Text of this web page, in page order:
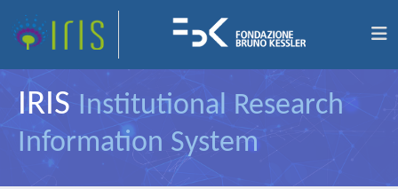
IRIS Institutional Research
Information System